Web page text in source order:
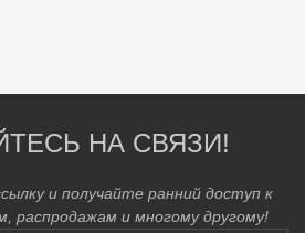
НА СВЯЗИ!
и получайте ранний доступ к
распродажам и многому другому!